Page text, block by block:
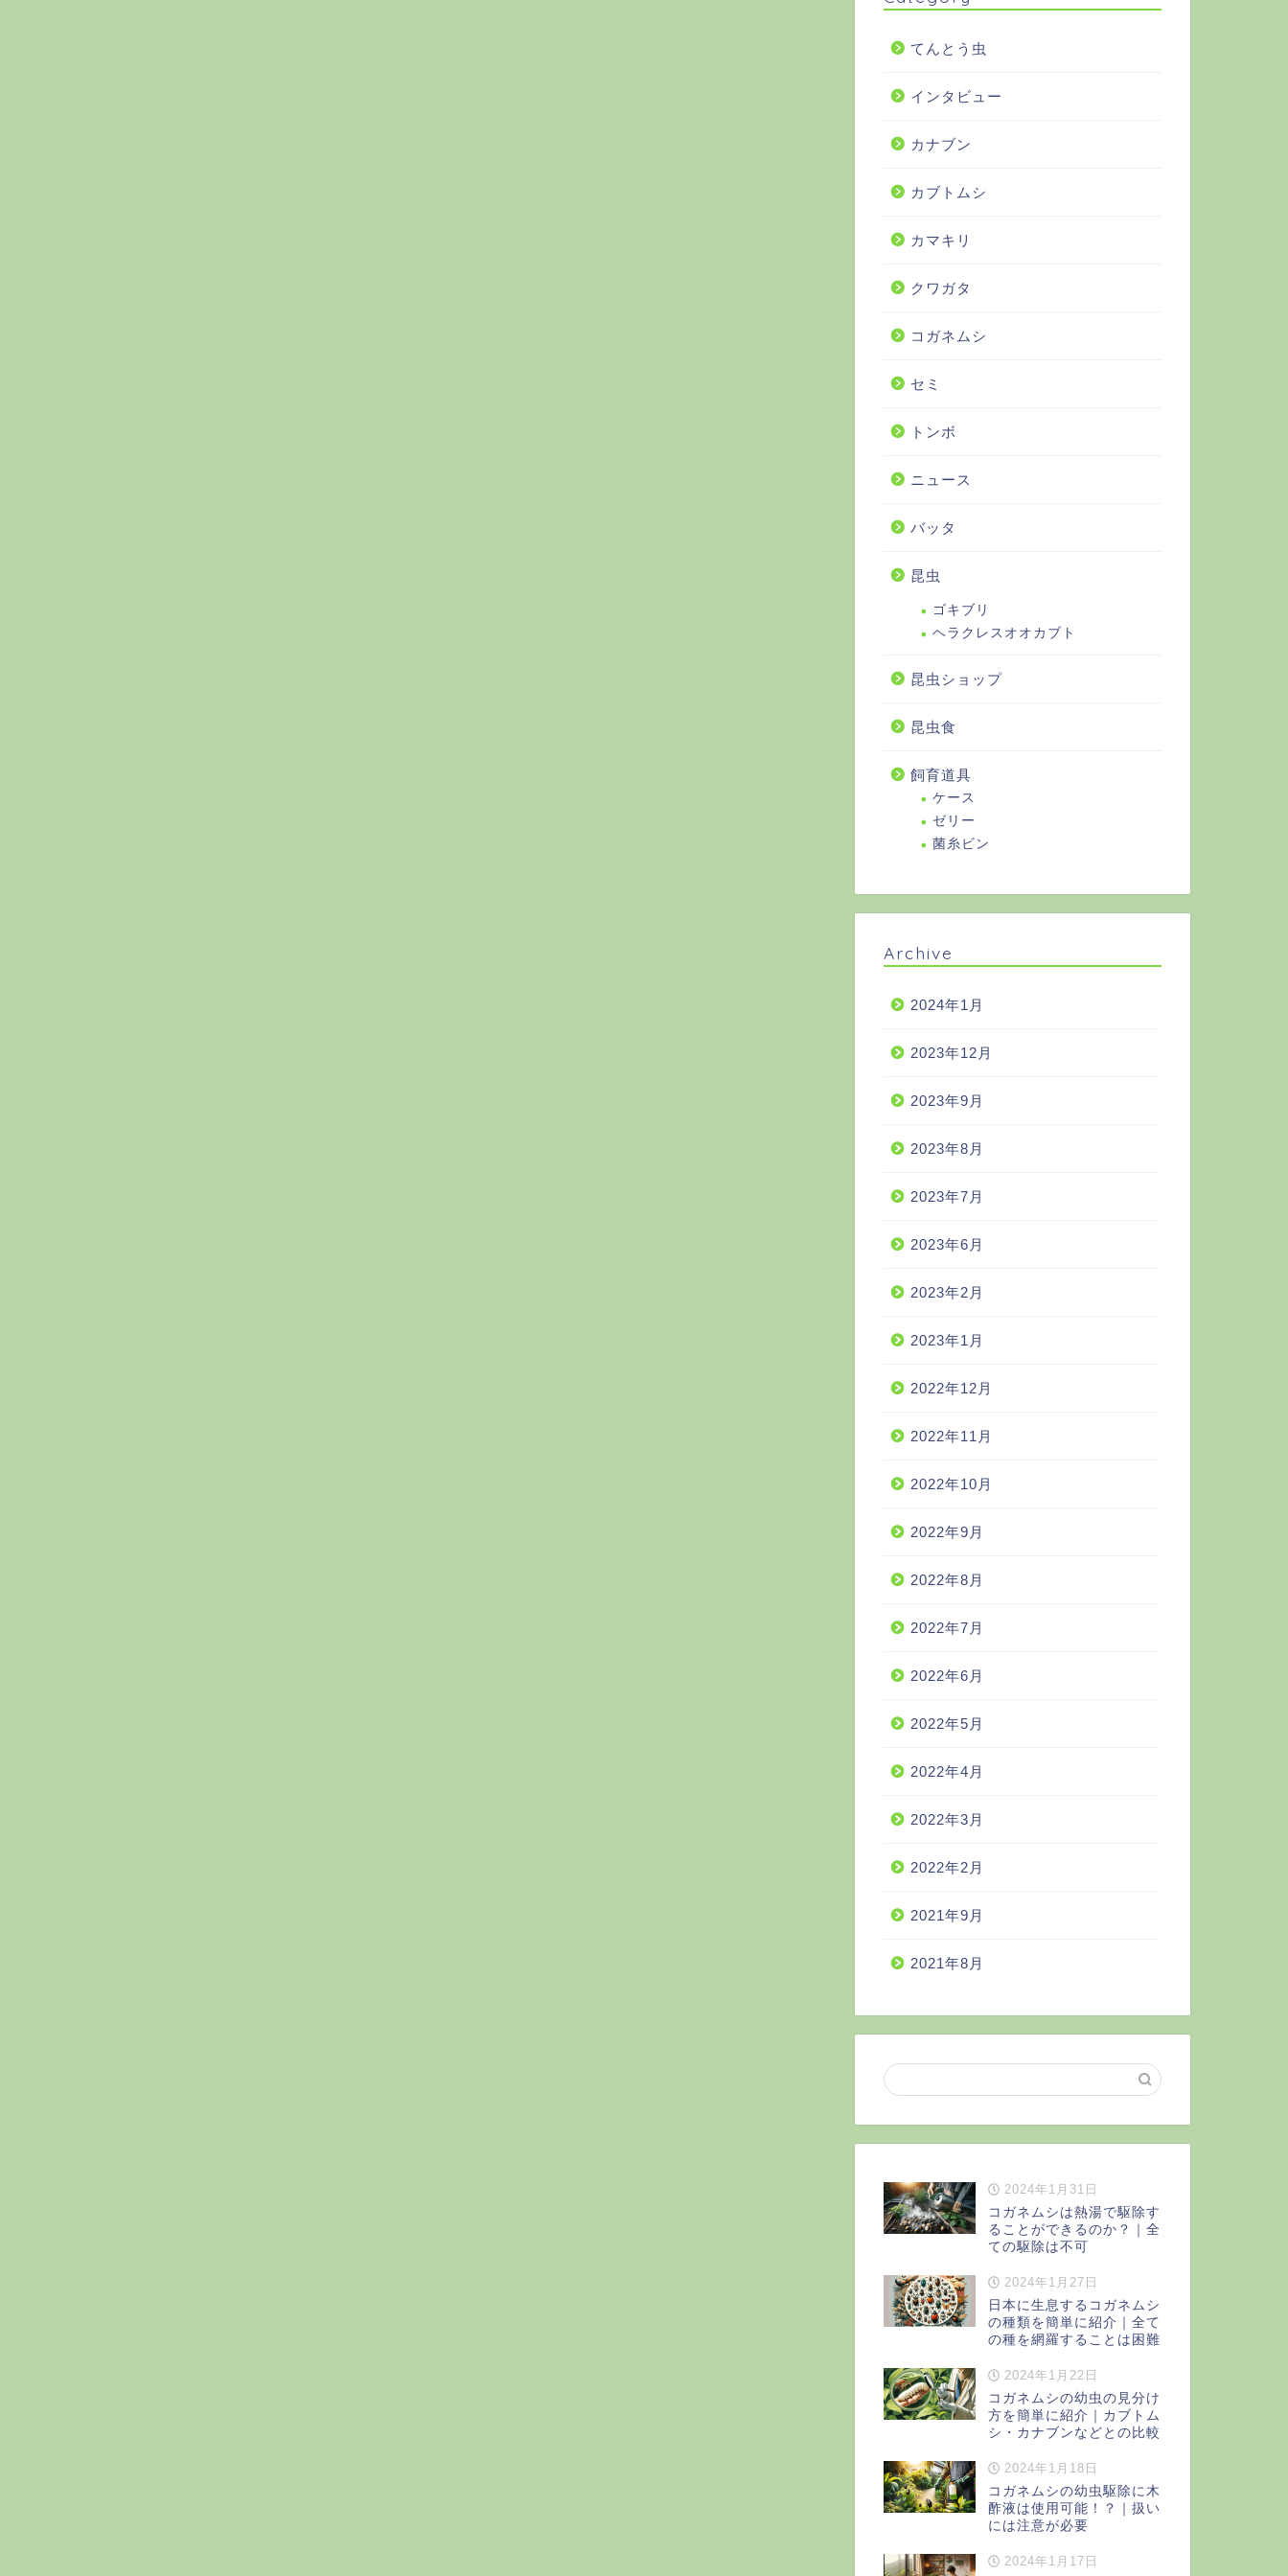
てんとう虫
インタビュー
カナブン
カブトムシ
カマキリ
クワガタ
コガネムシ
セミ
トンボ
ニュース
バッタ
昆虫
ゴキブリ
ヘラクレスオオカブト
昆虫ショップ
昆虫食
飼育道具
ケース
ゼリー
菌糸ビン
Archive
2024年1月
2023年12月
2023年9月
2023年8月
2023年7月
2023年6月
2023年2月
2023年1月
2022年12月
2022年11月
2022年10月
2022年9月
2022年8月
2022年7月
2022年6月
2022年5月
2022年4月
2022年3月
2022年2月
2021年9月
2021年8月
2024年1月31日
コガネムシは熱湯で駆除す
ることができるのか？｜全
ての駆除は不可
2024年1月27日
日本に生息するコガネムシ
の種類を簡単に紹介｜全て
の種を網羅することは困難
2024年1月22日
コガネムシの幼虫の見分け
方を簡単に紹介｜カブトム
シ・カナブンなどとの比較
2024年1月18日
コガネムシの幼虫駆除に木
酢液は使用可能！？｜扱い
には注意が必要
2024年1月17日